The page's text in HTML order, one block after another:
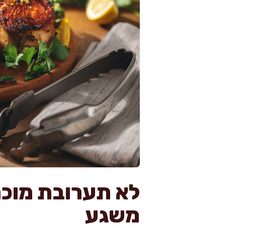
לא תערובת
משגע